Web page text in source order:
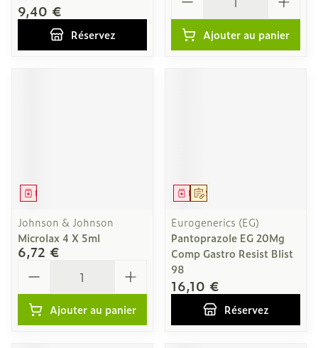
9,40 €
Réservez Ajouter au panier
Médicament
Johnson & Johnson
Microlax 4 X 5ml
6,72 €
Ajouter au panier
Sur prescription
Médicament
Eurogenerics (EG)
Pantoprazole EG 20Mg
Comp Gastro Resist Blist
98
16,10 €
Réservez